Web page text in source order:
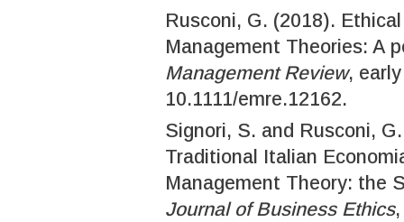
Rusconi, G. (2018).
Management Theories: A
Management Review,
10.1111/emre.12162.
Signori, S. and Rusconi,
Traditional Italian
Management Theory: the
Journal of Business Ethics,